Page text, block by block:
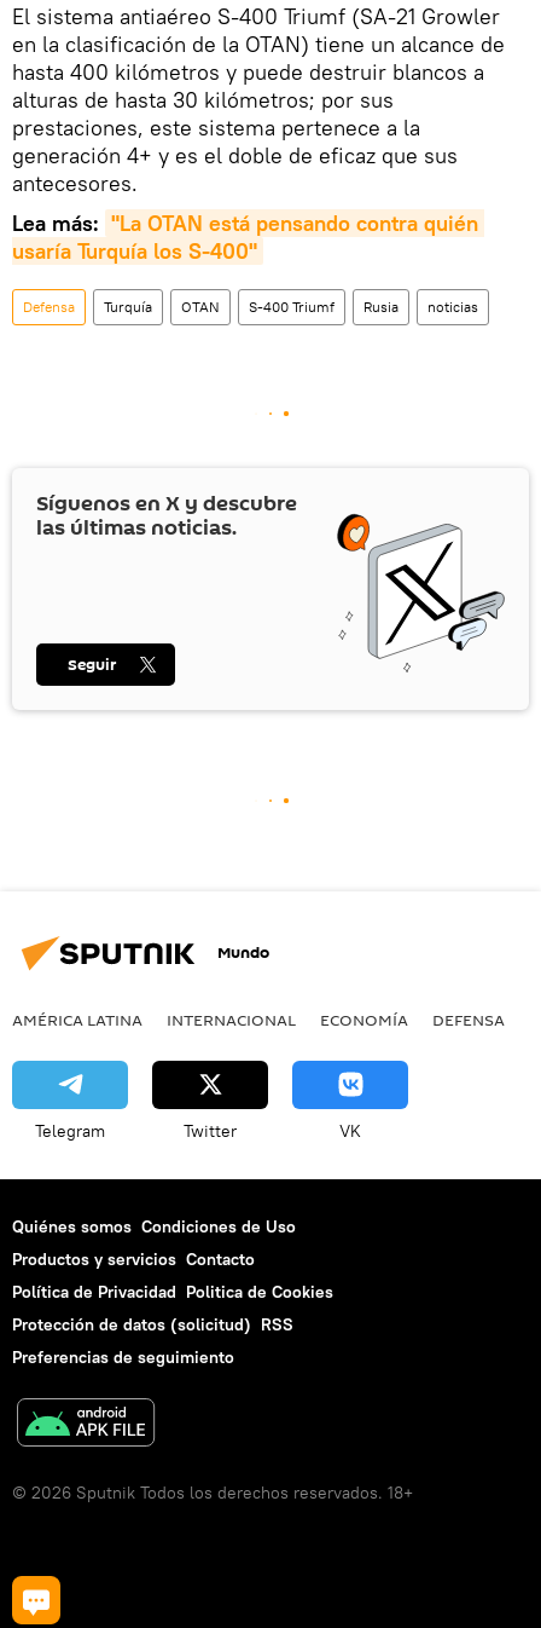
El sistema antiaéreo S-400 Triumf (SA-21 Growler
en la clasificación de la OTAN) tiene un alcance de
hasta 400 kilómetros y puede destruir blancos a
alturas de hasta 30 kilómetros; por sus
prestaciones, este sistema pertenece a la
generación 4+ y es el doble de eficaz que sus
antecesores.
Lea más: "La OTAN está pensando contra quién
usaría Turquía los S-400"
Defensa Turquía OTAN S-400 Triumf Rusia noticias
Síguenos en X y descubre
las últimas noticias.
Seguir
Mundo
AMÉRICA LATINA INTERNACIONAL ECONOMÍA DEFENSA
Telegram Twitter VK
Quiénes somos Condiciones de Uso
Productos y servicios Contacto
Política de Privacidad Politica de Cookies
Protección de datos (solicitud) RSS
Preferencias de seguimiento
© 2026 Sputnik Todos los derechos reservados. 18+